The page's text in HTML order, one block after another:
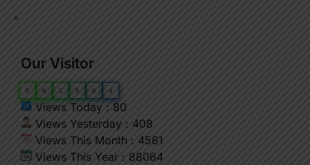
"
Our Visitor
0 6 5 9 8 4
Views Today : 80
Views Yesterday : 408
Views This Month : 4561
Views This Year : 88064